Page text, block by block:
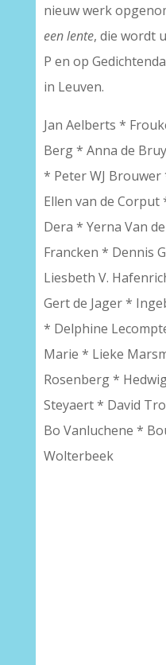
nieuw werk
een lente, die wordt
P en op
in Leuven.
Jan Aelberts *
Berg * Anna de
* Peter WJ
Ellen van de Corput
Dera * Yerna Van
Francken * Dennis
Liesbeth V.
Gert de Jager *
* Delphine
Marie * Lieke
Rosenberg *
Steyaert * David
Bo Vanluchene *
Wolterbeek